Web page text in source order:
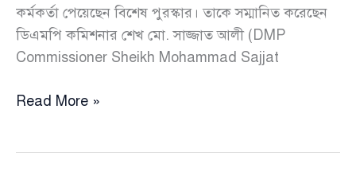
কর্মকর্তা পেয়েছেন বিশেষ পুরস্কার। তাকে সম্মানিত করেছেন
ডিএমপি কমিশনার শেখ মো. সাজ্জাত আলী (DMP
Commissioner Sheikh Mohammad Sajjat
ধানমন্ডিতে
Read More »